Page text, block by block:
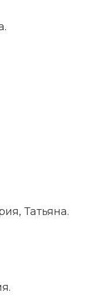
Татьяна.